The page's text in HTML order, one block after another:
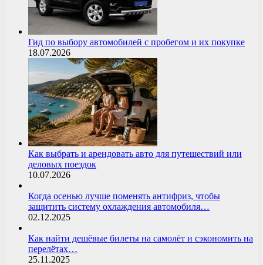
Гид по выбору автомобилей с пробегом и их покупке
18.07.2026
Как выбрать и арендовать авто для путешествий или
деловых поездок
10.07.2026
Когда осенью лучше поменять антифриз, чтобы
защитить систему охлаждения автомобиля…
02.12.2025
Как найти дешёвые билеты на самолёт и сэкономить на
перелётах…
25.11.2025